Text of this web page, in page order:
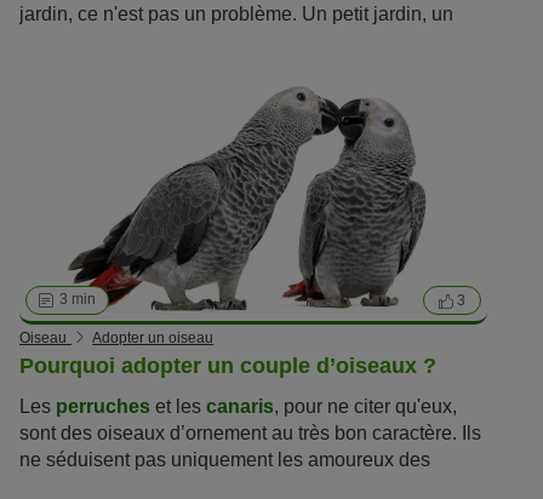
jardin, ce n'est pas un problème. Un petit jardin, un
pondeuse. Pour que vos poules pondent des œufs, il
est important de connaître les réponses aux dix
questions suivantes concernant l'élevage de poules.
Sur notre Magazine, retrouvez tous nos conseil pour
adopter des oiseauxde tous types !
3 min 3
Oiseau Adopter un oiseau
Pourquoi adopter un couple d’oiseaux ?
Les perruches et les canaris, pour ne citer qu'eux,
sont des oiseaux d’ornement au très bon caractère. Ils
ne séduisent pas uniquement les amoureux des